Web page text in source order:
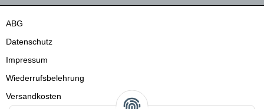
ABG
Datenschutz
Impressum
Wiederrufsbelehrung
Versandkosten